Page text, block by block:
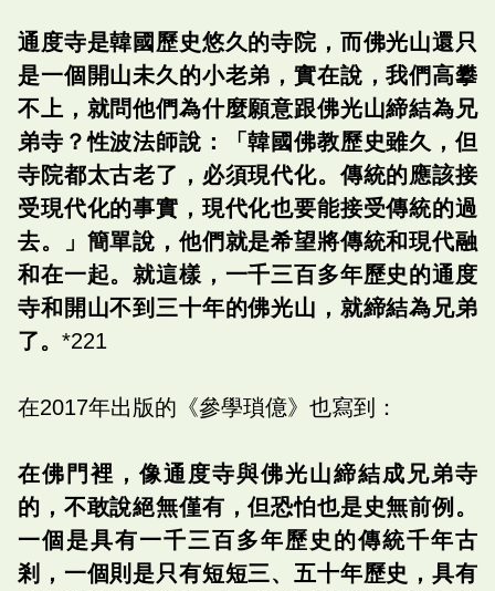
通度寺是韓國歷史悠久的寺院，而佛光山還只
是一個開山未久的小老弟，實在說，我們高攀
不上，就問他們為什麼願意跟佛光山締結為兄
弟寺？性波法師說：「韓國佛教歷史雖久，但
寺院都太古老了，必須現代化。傳統的應該接
受現代化的事實，現代化也要能接受傳統的過
去。」簡單說，他們就是希望將傳統和現代融
和在一起。就這樣，一千三百多年歷史的通度
寺和開山不到三十年的佛光山，就締結為兄弟
了。 *221
在2017年出版的《參學瑣億》也寫到：
在佛門裡，像通度寺與佛光山締結成兄弟寺
的，不敢說絕無僅有，但恐怕也是史無前例。
一個是具有一千三百多年歷史的傳統千年古
剎，一個則是只有短短三、五十年歷史，具有